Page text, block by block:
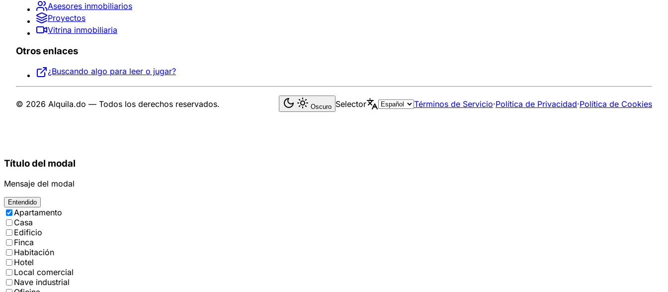
Asesores inmobiliarios
Proyectos
Vitrina inmobiliaria
Otros enlaces
¿Buscando algo para leer o jugar?
© 2026 Alquila.do — Todos los derechos reservados. Oscuro Selector Términos de Servicio·Política de Privacidad·Política de Cookies
Título del modal
Mensaje del modal
Entendido
Apartamento
Casa
Edificio
Finca
Habitación
Hotel
Local comercial
Nave industrial